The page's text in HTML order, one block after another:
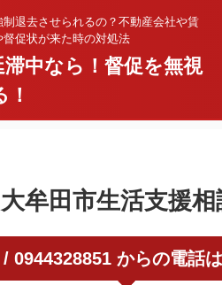
退去させられるの？不動産会社や賃
促状が来た時の対処法
中なら！督促を無視
牟田市生活支援相
0944328851 からの電話